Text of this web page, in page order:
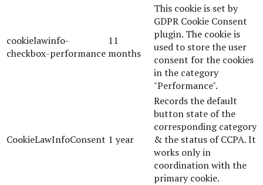
cookielawinfo-
checkbox-performance
11
months
This cookie is set by
GDPR Cookie Consent
plugin. The cookie is
used to store the user
consent for the cookies
in the category
"Performance".
CookieLawInfoConsent 1 year
Records the default
button state of the
corresponding category
& the status of CCPA. It
works only in
coordination with the
primary cookie.